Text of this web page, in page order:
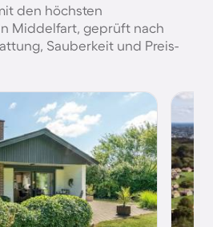
den höchsten
Middelfart, geprüft nach
Sauberkeit und Preis-